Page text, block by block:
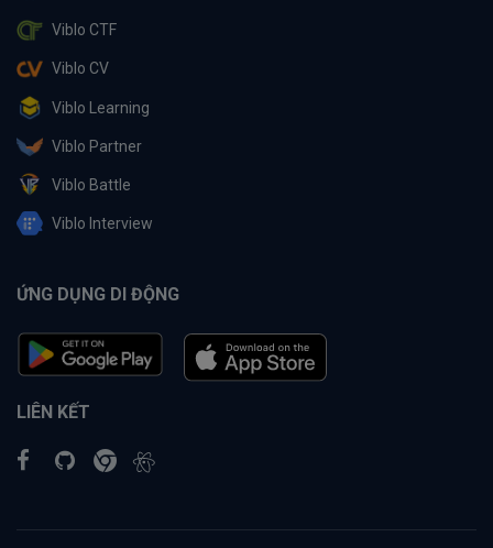
Viblo CTF
Viblo CV
Viblo Learning
Viblo Partner
Viblo Battle
Viblo Interview
ỨNG DỤNG DI ĐỘNG
LIÊN KẾT